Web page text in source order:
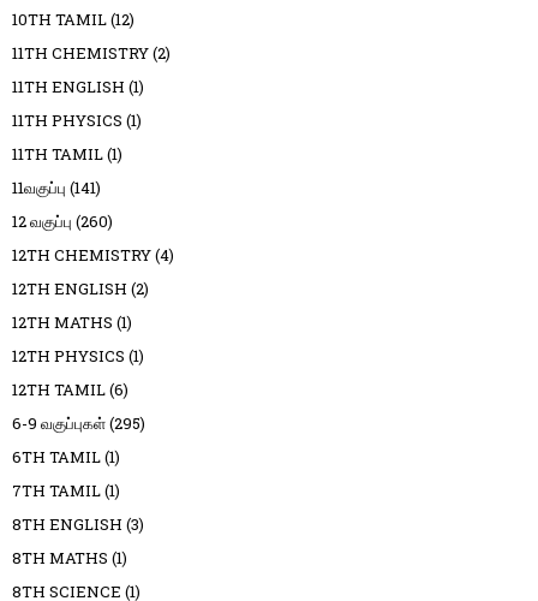
10TH TAMIL(12)
11TH CHEMISTRY(2)
11TH ENGLISH (1)
11TH PHYSICS (1)
11TH TAMIL(1)
11வகுப்பு (141)
12 வகுப்பு (260)
12TH CHEMISTRY(4)
12TH ENGLISH (2)
12TH MATHS (1)
12TH PHYSICS (1)
12TH TAMIL(6)
6-9 வகுப்புகள்(295)
6TH TAMIL(1)
7TH TAMIL(1)
8TH ENGLISH (3)
8TH MATHS (1)
8TH SCIENCE (1)